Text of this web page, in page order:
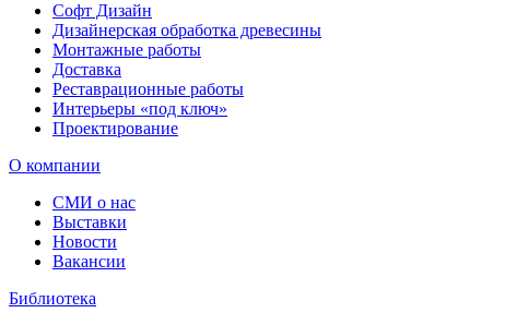
Софт Дизайн
Дизайнерская обработка древесины
Монтажные работы
Доставка
Реставрационные работы
Интерьеры «под ключ»
Проектирование
О компании
СМИ о нас
Выставки
Новости
Вакансии
Библиотека